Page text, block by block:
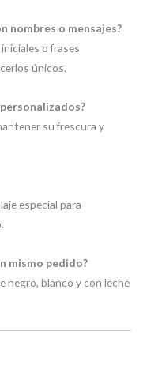
nombres o mensajes?
o frases
únicos.
su frescura y
especial para
mismo pedido?
negro, blanco y con leche